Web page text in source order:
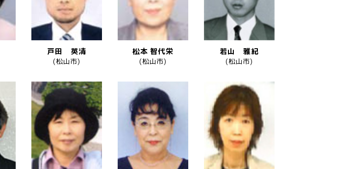
戸田 英清
(松山市)
松本 智代栄
(松山市)
若山 雅紀
(松山市)